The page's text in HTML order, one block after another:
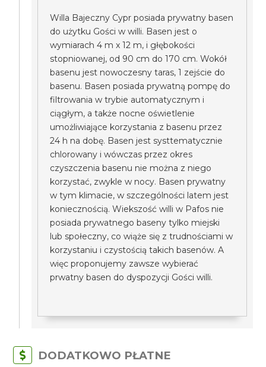
Willa Bajeczny Cypr posiada prywatny basen
do użytku Gości w willi. Basen jest o
wymiarach 4 m x 12 m, i głębokości
stopniowanej, od 90 cm do 170 cm. Wokół
basenu jest nowoczesny taras, 1 zejście do
basenu. Basen posiada prywatną pompę do
filtrowania w trybie automatycznym i
ciągłym, a także nocne oświetlenie
umożliwiające korzystania z basenu przez
24 h na dobę. Basen jest systtematycznie
chlorowany i wówczas przez okres
czyszczenia basenu nie można z niego
korzystać, zwykle w nocy. Basen prywatny
w tym klimacie, w szczególności latem jest
koniecznością. Wiekszość willi w Pafos nie
posiada prywatnego baseny tylko miejski
lub społeczny, co wiąże się z trudnościami w
korzystaniu i czystością takich basenów. A
więc proponujemy zawsze wybierać
prwatny basen do dyspozycji Gości willi.
DODATKOWO PŁATNE